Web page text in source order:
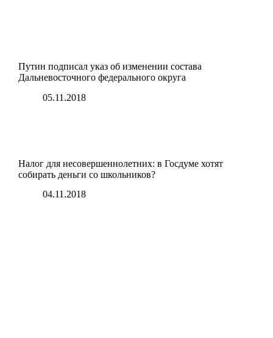
Путин подписал указ об изменении состава
Дальневосточного федерального округа
05.11.2018
Налог для несовершеннолетних: в Госдуме хотят
собирать деньги со школьников?
04.11.2018